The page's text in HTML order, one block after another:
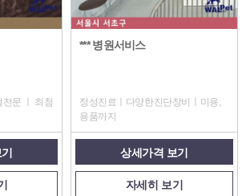
문 ㅣ 최첨
*** 병원서비스
정성진료ㅣ다양한진단장비ㅣ미용,
용품까지
상세가격 보기
자세히 보기